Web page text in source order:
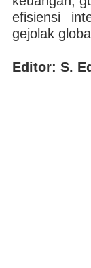
efisiensi
gejolak
Editor: S.